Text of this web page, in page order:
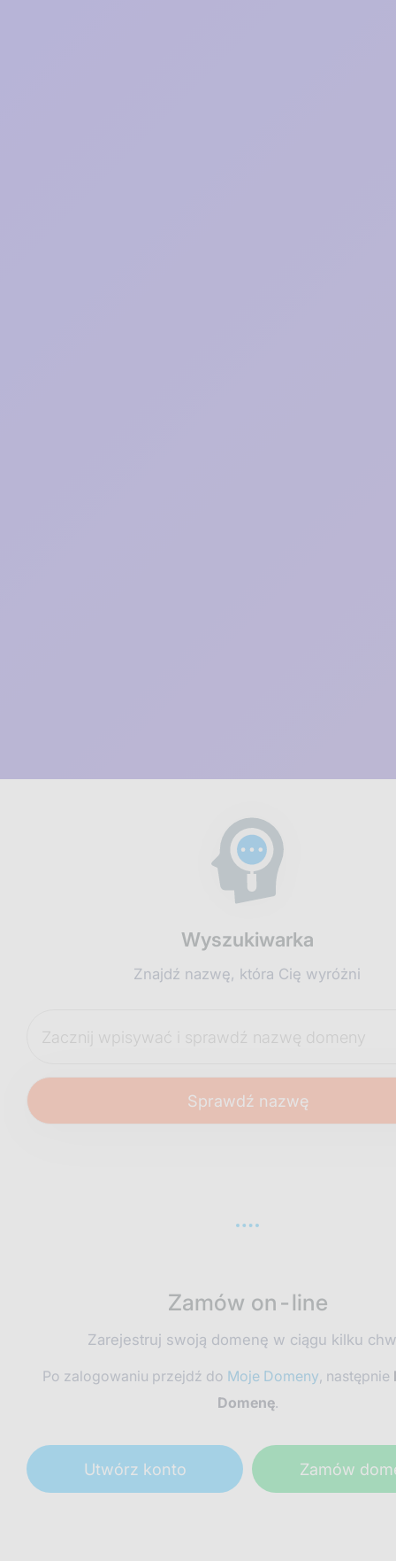
Wyszukiwarka
Znajdź nazwę, która Cię wyróżni
Zamów on-line
Zarejestruj swoją domenę w ciągu kilku
Po zalogowaniu przejdź do Moje Domeny, następnie
Domenę.
Utwórz konto Zamów